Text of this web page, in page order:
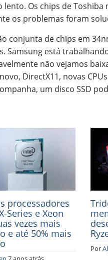
lento. Os chips de
os problemas foram
conjunta de chips em
Samsung está
não vejamos
DirectX11, novas
um disco SSD
processadores
Series e Xeon
vezes mais
e até 50% mais
Por